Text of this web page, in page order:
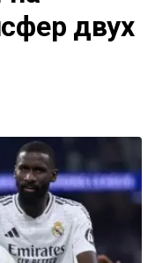
двух